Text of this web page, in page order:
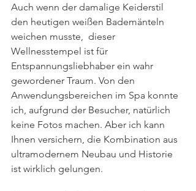
Auch wenn der damalige Keiderstil
den heutigen weißen Bademänteln
weichen musste,  dieser
Wellnesstempel ist für
Entspannungsliebhaber ein wahr
gewordener Traum. Von den
Anwendungsbereichen im Spa konnte
ich, aufgrund der Besucher, natürlich
keine Fotos machen. Aber ich kann
Ihnen versichern, die Kombination aus
ultramodernem Neubau und Historie
ist wirklich gelungen.